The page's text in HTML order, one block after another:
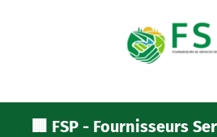
🏢 FSP - Fournisseurs